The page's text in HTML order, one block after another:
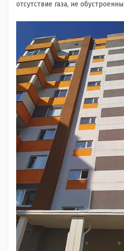
отсутствие газа, не